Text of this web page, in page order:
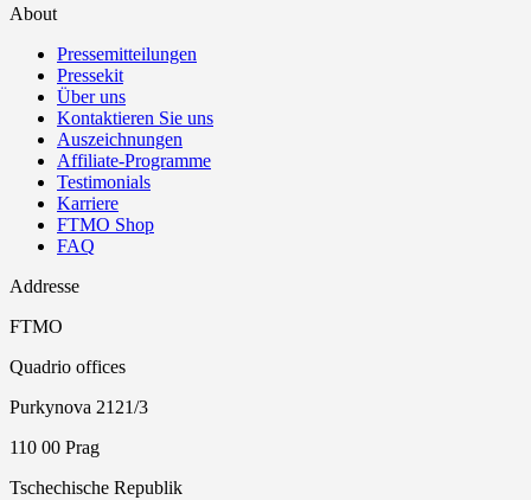
About
Pressemitteilungen
Pressekit
Über uns
Kontaktieren Sie uns
Auszeichnungen
Affiliate-Programme
Testimonials
Karriere
FTMO Shop
FAQ
Addresse
FTMO
Quadrio offices
Purkynova 2121/3
110 00 Prag
Tschechische Republik